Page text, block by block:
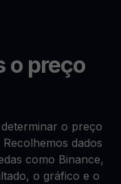
o preço
o preço
dados
como Binance,
o gráfico e o